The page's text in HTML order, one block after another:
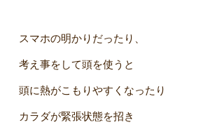
スマホの明かりだったり、
考え事をして頭を使うと
頭に熱がこもりやすくなったり
カラダが緊張状態を招き